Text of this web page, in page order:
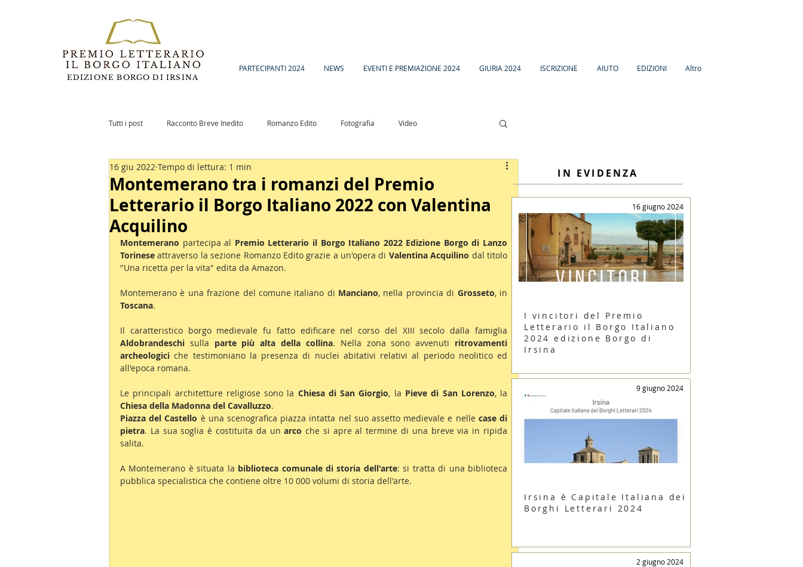
EDIZIONE BORGO DI IRSINA
PARTECIPANTI 2024 NEWS EVENTI E PREMIAZIONE 2024 GIURIA 2024 ISCRIZIONE AIUTO EDIZIONI Altro
Tutti i post Racconto Breve Inedito Romanzo Edito Fotografia Video
Romanzo Inedito Notizie
Montemerano tra i romanzi del Premio
Letterario il Borgo Italiano 2022 con Valentina
Acquilino
16 giu 2022 Tempo di lettura: 1 min
Montemerano partecipa al Premio Letterario il Borgo Italiano 2022 Edizione Borgo di Lanzo
Torinese attraverso la sezione Romanzo Edito grazie a un'opera di Valentina Acquilino dal titolo
"Una ricetta per la vita" edita da Amazon.
Montemerano è una frazione del comune italiano di Manciano, nella provincia di Grosseto
Toscana.
Aldobrandeschi sulla parte più alta della collina. Nella zona sono avvenuti ritrovamenti
archeologici che testimoniano la presenza di nuclei abitativi relativi al periodo neolitico ed
all'epoca romana.
Le principali architetture religiose sono la Chiesa di San Giorgio, la Pieve di San Lorenzo
Chiesa della Madonna del Cavalluzzo.
Piazza del Castello è una scenografica piazza intatta nel suo assetto medievale e nelle case di
pietra. La sua soglia è costituita da un arco che si apre al termine di una breve via in ripida
salita.
A Montemerano è situata la biblioteca comunale di storia dell'arte: si tratta di una biblioteca
pubblica specialistica che contiene oltre 10 000 volumi di storia dell'arte.
16 giugno 2024
I vincitori del Premio
Letterario il Borgo Italiano
2024 edizione Borgo di
Irsina
9 giugno 2024
Irsina è Capitale Italiana dei
Borghi Letterari 2024
2 giugno 2024
IN EVIDENZA